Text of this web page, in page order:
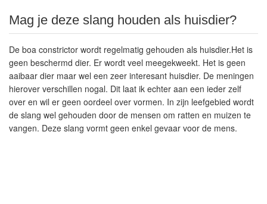
Mag je deze slang houden als huisdier?
De boa constrictor wordt regelmatig gehouden als huisdier.Het is
geen beschermd dier. Er wordt veel meegekweekt. Het is geen
aaibaar dier maar wel een zeer interesant huisdier. De meningen
hierover verschillen nogal. Dit laat ik echter aan een ieder zelf
over en wil er geen oordeel over vormen. In zijn leefgebied wordt
de slang wel gehouden door de mensen om ratten en muizen te
vangen. Deze slang vormt geen enkel gevaar voor de mens.